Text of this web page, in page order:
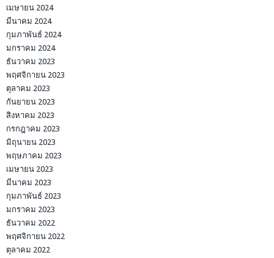
เมษายน 2024
มีนาคม 2024
กุมภาพันธ์ 2024
มกราคม 2024
ธันวาคม 2023
พฤศจิกายน 2023
ตุลาคม 2023
กันยายน 2023
สิงหาคม 2023
กรกฎาคม 2023
มิถุนายน 2023
พฤษภาคม 2023
เมษายน 2023
มีนาคม 2023
กุมภาพันธ์ 2023
มกราคม 2023
ธันวาคม 2022
พฤศจิกายน 2022
ตุลาคม 2022